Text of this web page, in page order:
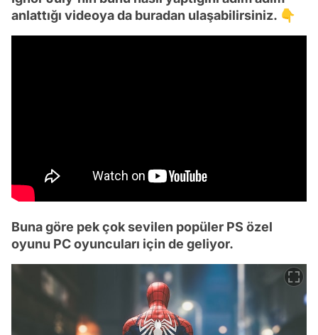
anlattığı videoya da buradan ulaşabilirsiniz. 👇
Buna göre pek çok sevilen popüler PS özel
oyunu PC oyuncuları için de geliyor.